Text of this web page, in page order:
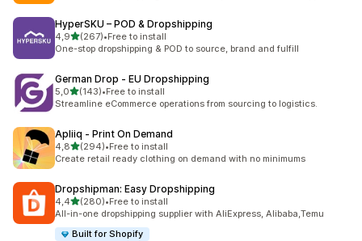
HyperSKU – POD & Dropshipping
4,95 yıldız üzerinden
(267)
toplam 267 değerlendirme
•Free to install
One-stop dropshipping & POD to source, brand and fulfill
German Drop ‑ EU Dropshipping
5,05 yıldız üzerinden
(143)
toplam 143 değerlendirme
•Free to install
Streamline eCommerce operations from sourcing to logistics.
Apliiq ‑ Print On Demand
4,85 yıldız üzerinden
(294)
toplam 294 değerlendirme
•Free to install
Create retail ready clothing on demand with no minimums
Dropshipman: Easy Dropshipping
4,45 yıldız üzerinden
(280)
toplam 280 değerlendirme
•Free to install
All-in-one dropshipping supplier with AliExpress, Alibaba,Temu
Built for Shopify